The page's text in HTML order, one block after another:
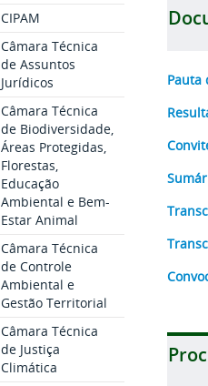
CIPAM
Câmara Técnica
de Assuntos
Jurídicos
Câmara Técnica
de Biodiversidade,
Áreas Protegidas,
Florestas,
Educação
Ambiental e Bem-
Estar Animal
Câmara Técnica
de Controle
Ambiental e
Gestão Territorial
Câmara Técnica
de Justiça
Climática
Pauta